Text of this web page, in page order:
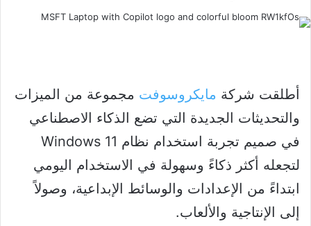
أطلقت شركة مايكروسوفت مجموعة من الميزات
والتحديثات الجديدة التي تضع الذكاء الاصطناعي
في صميم تجربة استخدام نظام Windows 11
لتجعله أكثر ذكاءً وسهولة في الاستخدام اليومي
ابتداءً من الإعدادات والوسائط الإبداعية، وصولاً
إلى الإنتاجية والألعاب.